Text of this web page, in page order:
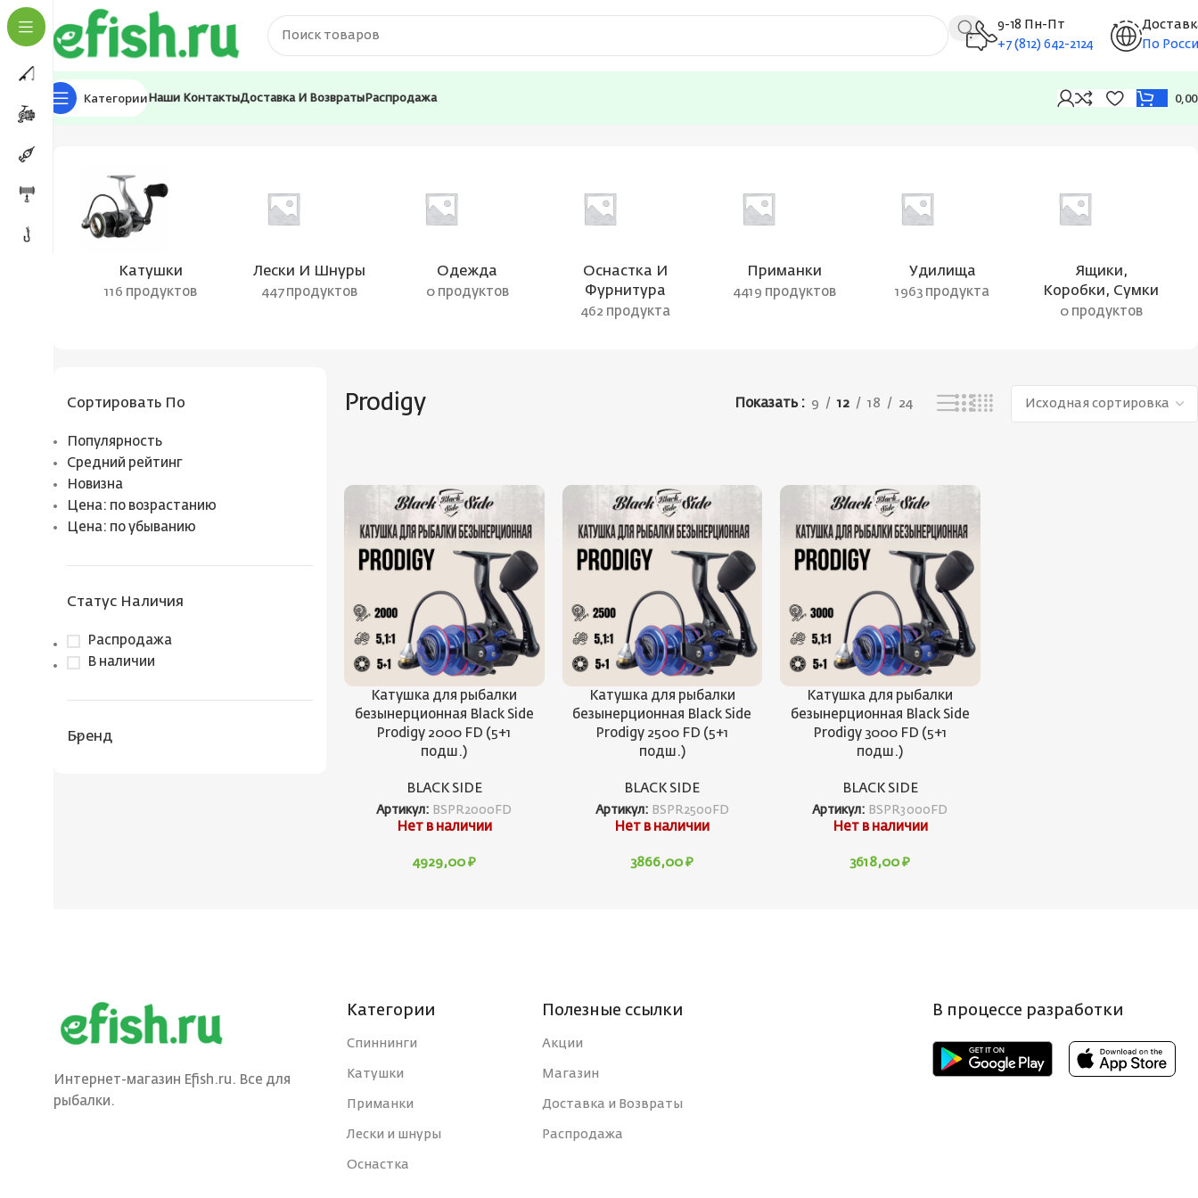
9-18 Пн-Пт
+7 (812) 642-2124
По
Категории Наши КонтактыДоставка И Возвраты Распродажа
Главная Товары с меткой “Prodigy”
Катушки
116 продуктов
Лески И Шнуры
447 продуктов
Одежда
0 продуктов
Оснастка И
Фурнитура
462 продукта
Приманки
4419 продуктов
Удилища
1963 продукта
Ящики,
Коробки, Сумки
0 продуктов
Сортировать По
Популярность
Средний рейтинг
Новизна
Цена: по возрастанию
Цена: по убыванию
Статус Наличия
Распродажа
В наличии
Бренд
Prodigy Показать 9 12 18 24
Катушка для рыбалки
безынерционная Black Side
Prodigy 2000 FD (5+1
подш.)
BLACK SIDE
Артикул: BSPR2000FD
Нет в наличии
4929,00₽
Катушка для рыбалки
безынерционная Black Side
Prodigy 2500 FD (5+1
подш.)
BLACK SIDE
Артикул: BSPR2500FD
Нет в наличии
3866,00₽
Катушка для рыбалки
безынерционная Black Side
Prodigy 3000 FD (5+1
подш.)
BLACK SIDE
Артикул: BSPR3000FD
Нет в наличии
3618,00₽
Интернет-магазин Efish.ru. Все для
рыбалки.
Категории
Спиннинги
Катушки
Приманки
Лески и шнуры
Оснастка
Полезные ссылки
Акции
Магазин
Доставка и Возвраты
Распродажа
В процессе разработки